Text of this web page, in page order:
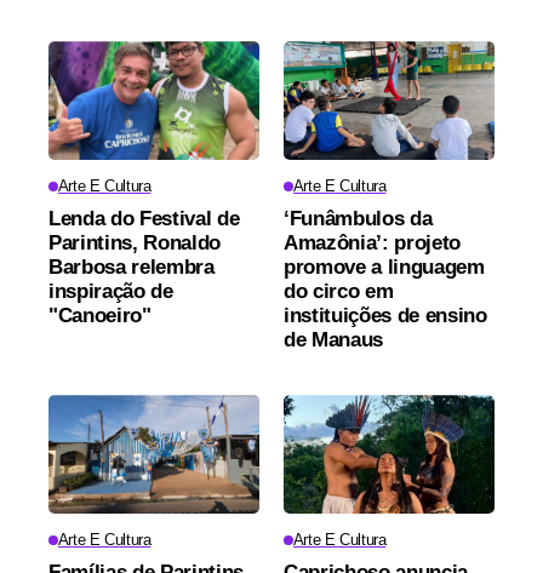
Arte E Cultura
Lenda do Festival de
Parintins, Ronaldo
Barbosa relembra
inspiração de
"Canoeiro"
Arte E Cultura
‘Funâmbulos da
Amazônia’: projeto
promove a linguagem
do circo em
instituições de ensino
de Manaus
Arte E Cultura Arte E Cultura